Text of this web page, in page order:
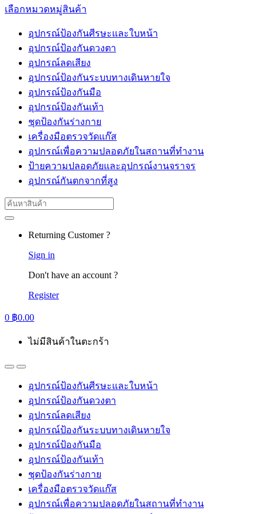
เลือกหมวดหมู่สินค้า
อุปกรณ์ป้องกันศีรษะและใบหน้า
อุปกรณ์ป้องกันดวงตา
อุปกรณ์ลดเสียง
อุปกรณ์ป้องกันระบบทางเดินหายใจ
อุปกรณ์ป้องกันมือ
อุปกรณ์ป้องกันเท้า
ชุดป้องกันร่างกาย
เครื่องมือตรวจวัดแก๊ส
อุปกรณ์เพื่อความปลอดภัยในสถานที่ทำงาน
ป้ายความปลอดภัยและอุปกรณ์งานจราจร
อุปกรณ์กันตกจากที่สูง
Search
for:
Returning Customer ?
Sign in
Don't have an account ?
Register
0 ฿0.00
ไม่มีสินค้าในตะกร้า
อุปกรณ์ป้องกันศีรษะและใบหน้า
อุปกรณ์ป้องกันดวงตา
อุปกรณ์ลดเสียง
อุปกรณ์ป้องกันระบบทางเดินหายใจ
อุปกรณ์ป้องกันมือ
อุปกรณ์ป้องกันเท้า
ชุดป้องกันร่างกาย
เครื่องมือตรวจวัดแก๊ส
อุปกรณ์เพื่อความปลอดภัยในสถานที่ทำงาน